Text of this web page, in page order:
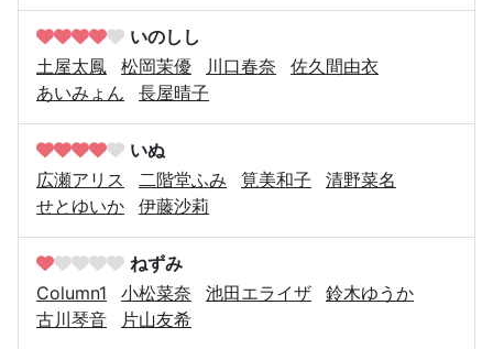
いのしし
土屋太鳳
松岡茉優 川口春奈
佐久間由衣
あいみょん
長屋晴子
いぬ
広瀬アリス
二階堂ふみ 筧美和子
清野菜名
せとゆいか
伊藤沙莉
ねずみ
Column1
小松菜奈 池田エライザ
鈴木ゆうか
古川琴音
片山友希